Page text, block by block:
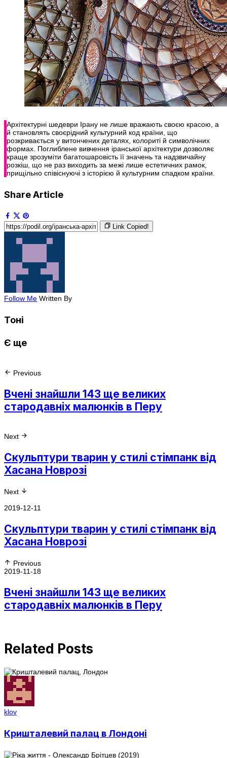
Архітектурні шедеври Ірану не лише вражають своєю красою, а
й становлять своєрідний культурний код країни, що
розкривається у витончених деталях, колориті й символічних
формах. Поглиблене вивчення іранської архітектури дозволяє
краще зрозуміти багатошаровість її значень та надзвичайну
розкіш, що не раз виходить за межі лише естетичних рамок,
прищільно співіснуючі з історією й культурним спадком країни.
Share Article
Link Copied!
Follow Me Written By
Тоні
Є ще
Previous
Вчені знайшли 143 ще великих
стародавніх малюнків в Перу
Next
Скульптури тварин у стилі стімпанк від
Хасана Новрозі
Next
2019-12-11
Скульптури тварин у стилі стімпанк від
Хасана Новрозі
Previous
2019-11-18
Вчені знайшли 143 ще великих
стародавніх малюнків в Перу
Related Posts
klov
Кришталевий палац в Лондоні